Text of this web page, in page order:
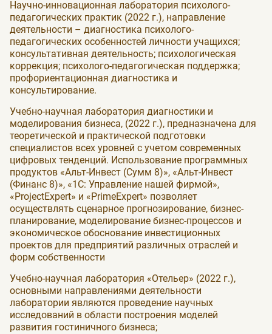
Научно-инновационная лаборатория психолого-
педагогических практик (2022 г.), направление
деятельности – диагностика психолого-
педагогических особенностей личности учащихся;
консультативная деятельность; психологическая
коррекция; психолого-педагогическая поддержка;
профориентационная диагностика и
консультирование.
Учебно-научная лаборатория диагностики и
моделирования бизнеса, (2022 г.), предназначена для
теоретической и практической подготовки
специалистов всех уровней с учетом современных
цифровых тенденций. Использование программных
продуктов «Альт-Инвест (Сумм 8)», «Альт-Инвест
(Финанс 8)», «1С: Управление нашей фирмой»,
«ProjectExpert» и «PrimeExpert» позволяет
осуществлять сценарное прогнозирование, бизнес-
планирование, моделирование бизнес-процессов и
экономическое обоснование инвестиционных
проектов для предприятий различных отраслей и
форм собственности
Учебно-научная лаборатория «Отельер» (2022 г.),
основными направлениями деятельности
лаборатории являются проведение научных
исследований в области построения моделей
развития гостиничного бизнеса;